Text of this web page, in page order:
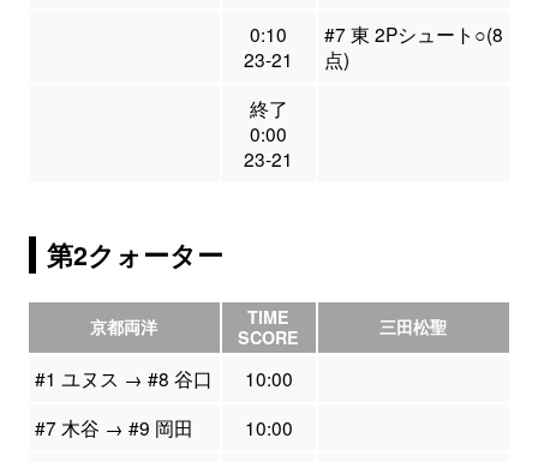
0:10
23-21
#7 東 2Pシュート○(8
点)
終了
0:00
23-21
第2クォーター
京都両洋
TIME
SCORE
三田松聖
#1 ユヌス → #8 谷口
10:00
#7 木谷 → #9 岡田
10:00